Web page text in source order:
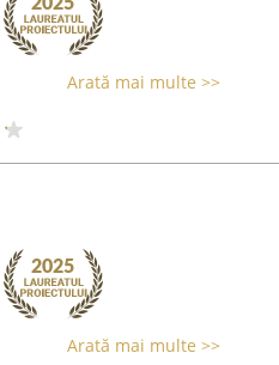
Arată mai multe >>
Arată mai multe >>